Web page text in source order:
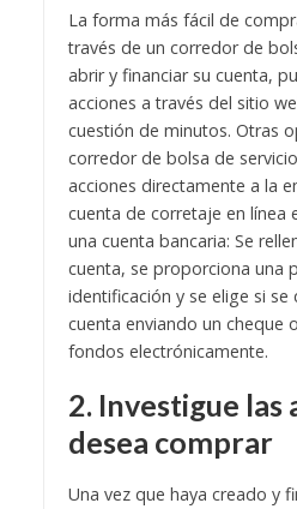
La forma más fácil de
través de un corredor de
abrir y financiar su cuenta,
acciones a través del sitio
cuestión de minutos. Otras
corredor de bolsa de
acciones directamente a la
cuenta de corretaje en línea
una cuenta bancaria: Se
cuenta, se proporciona una
identificación y se elige si se
cuenta enviando un cheque
fondos electrónicamente.
2. Investigue las
desea comprar
Una vez que haya creado y